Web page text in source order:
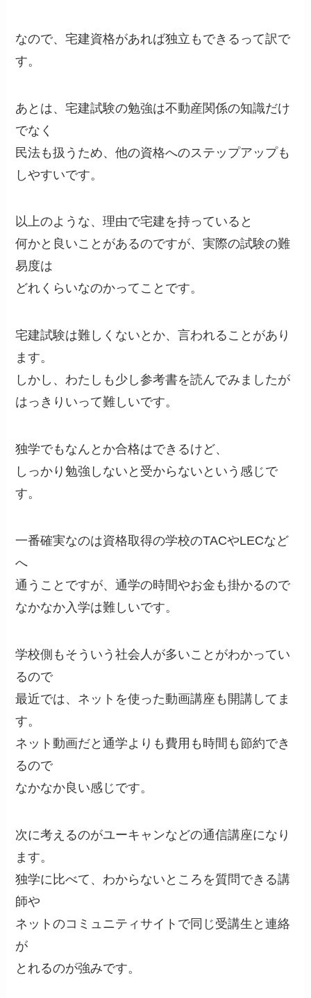
なので、宅建資格があれば独立もできるって訳で
す。
あとは、宅建試験の勉強は不動産関係の知識だけ
でなく
民法も扱うため、他の資格へのステップアップも
しやすいです。
以上のような、理由で宅建を持っていると
何かと良いことがあるのですが、実際の試験の難
易度は
どれくらいなのかってことです。
宅建試験は難しくないとか、言われることがあり
ます。
しかし、わたしも少し参考書を読んでみましたが
はっきりいって難しいです。
独学でもなんとか合格はできるけど、
しっかり勉強しないと受からないという感じで
す。
一番確実なのは資格取得の学校のTACやLECなど
へ
通うことですが、通学の時間やお金も掛かるので
なかなか入学は難しいです。
学校側もそういう社会人が多いことがわかってい
るので
最近では、ネットを使った動画講座も開講してま
す。
ネット動画だと通学よりも費用も時間も節約でき
るので
なかなか良い感じです。
次に考えるのがユーキャンなどの通信講座になり
ます。
独学に比べて、わからないところを質問できる講
師や
ネットのコミュニティサイトで同じ受講生と連絡
が
とれるのが強みです。